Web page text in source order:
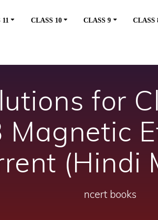
CLASS 10 CLASS 9 CLASS
for
Magnetic
(Hindi
ncert books